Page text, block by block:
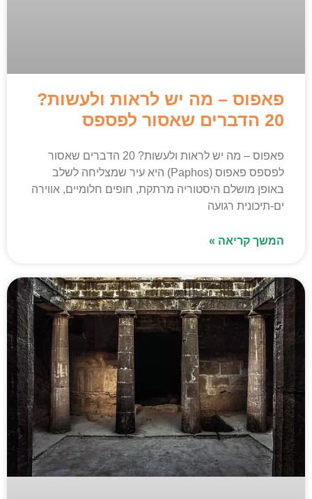
פאפוס – מה יש לראות ולעשות?
20 הדברים שאסור לפספס
פאפוס – מה יש לראות ולעשות? 20 הדברים שאסור
לפספס פאפוס (Paphos) היא עיר שמצליחה לשלב
באופן מושלם היסטוריה מרתקת, חופים חלומיים, אווירה
ים-תיכונית רגועה
המשך קריאה »